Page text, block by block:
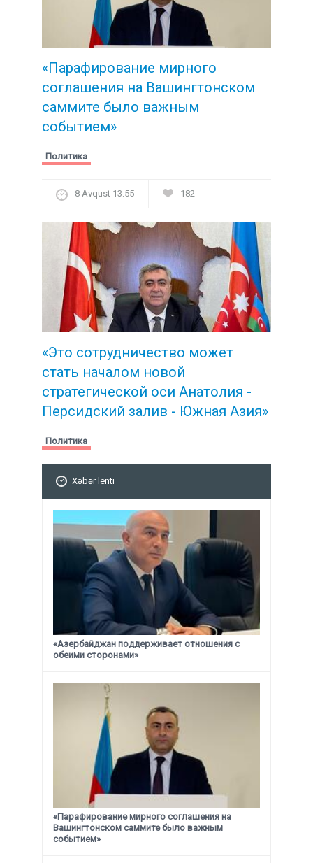
«Парафирование мирного
соглашения на Вашингтонском
саммите было важным
событием»
Политика
8 Avqust 13:55 182
«Это сотрудничество может
стать началом новой
стратегической оси Анатолия -
Персидский залив - Южная Азия»
Политика
Xəbər lenti
«Азербайджан поддерживает отношения с
обеими сторонами»
«Парафирование мирного соглашения на
Вашингтонском саммите было важным
событием»